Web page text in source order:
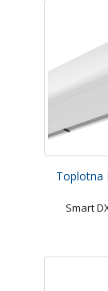
Toplotna
Smart